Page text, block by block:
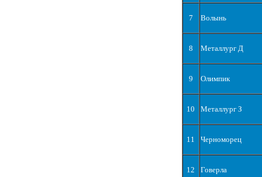
7 Волынь
8 Металлург Д
9 Олимпик
10 Металлург З
11 Черноморец
12 Говерла